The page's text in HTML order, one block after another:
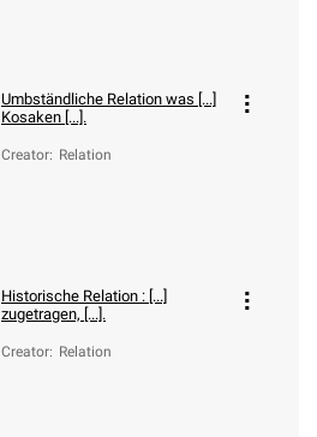
Umbständliche Relation was [...]
Kosaken [...].
Creator: Relation
Historische Relation : [...]
zugetragen, [...].
Creator: Relation